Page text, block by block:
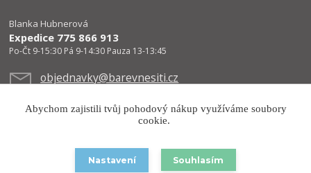
Blanka Hubnerová
Expedice 775 866 913
Po-Čt 9-15:30 Pá 9-14:30 Pauza 13-13:45
objednavky@barevnesiti.cz
Abychom zajistili tvůj pohodový nákup využíváme soubory
cookie.
Nastavení Souhlasím